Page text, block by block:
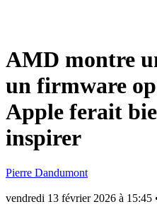
AMD montre
un firmware
Apple ferait
inspirer
Pierre Dandumont
vendredi 13 février 2026 à 15:45